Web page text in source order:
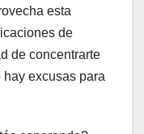
esta
de
de concentrarte
hay excusas para